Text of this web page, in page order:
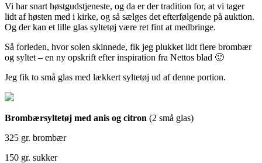
Vi har snart høstgudstjeneste, og da er der tradition for, at vi tager
lidt af høsten med i kirke, og så sælges det efterfølgende på auktion.
Og der kan et lille glas syltetøj være ret fint at medbringe.
Så forleden, hvor solen skinnede, fik jeg plukket lidt flere brombær
og syltet – en ny opskrift efter inspiration fra Nettos blad 🙂
Jeg fik to små glas med lækkert syltetøj ud af denne portion.
Brombærsyltetøj med anis og citron (2 små glas)
325 gr. brombær
150 gr. sukker